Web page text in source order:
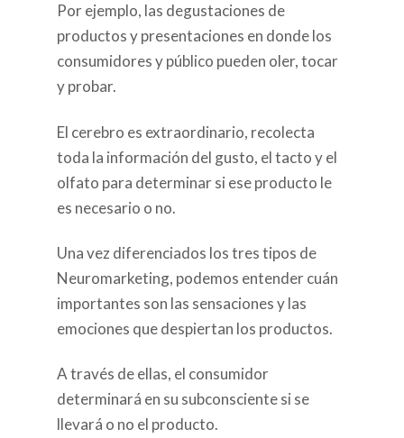
Por ejemplo, las degustaciones de
productos y presentaciones en donde los
consumidores y público pueden oler, tocar
y probar.
El cerebro es extraordinario, recolecta
toda la información del gusto, el tacto y el
olfato para determinar si ese producto le
es necesario o no.
Una vez diferenciados los tres tipos de
Neuromarketing, podemos entender cuán
importantes son las sensaciones y las
emociones que despiertan los productos.
A través de ellas, el consumidor
determinará en su subconsciente si se
llevará o no el producto.